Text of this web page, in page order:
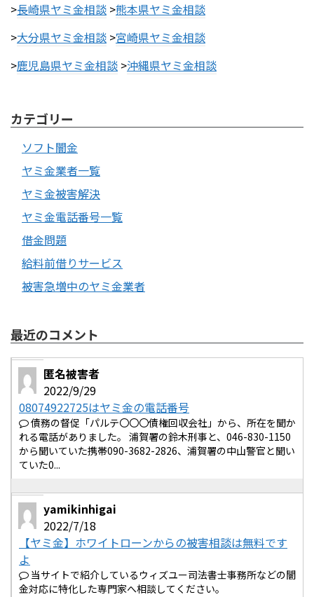
>長崎県ヤミ金相談 >熊本県ヤミ金相談
>大分県ヤミ金相談 >宮崎県ヤミ金相談
>鹿児島県ヤミ金相談 >沖縄県ヤミ金相談
カテゴリー
ソフト闇金
ヤミ金業者一覧
ヤミ金被害解決
ヤミ金電話番号一覧
借金問題
給料前借りサービス
被害急増中のヤミ金業者
最近のコメント
匿名被害者
2022/9/29
08074922725はヤミ金の電話番号
債務の督促「パルテ〇〇〇債権回収会社」から、所在を聞か
れる電話がありました。 浦賀署の鈴木刑事と、046-830-1150
から聞いていた携帯090-3682-2826、浦賀署の中山警官と聞い
ていた0...
yamikinhigai
2022/7/18
【ヤミ金】ホワイトローンからの被害相談は無料です
よ
当サイトで紹介しているウィズユー司法書士事務所などの闇
金対応に特化した専門家へ相談してください。